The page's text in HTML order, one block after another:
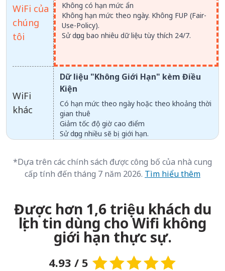
WiFi của
chúng
tôi
WiFi
khác
Không có hạn mức ẩn
Không hạn mức theo ngày. Không FUP (Fair-
Use-Policy).
Sử dụng bao nhiêu dữ liệu tùy thích 24/7.
Dữ liệu "Không Giới Hạn" kèm Điều
Kiện
Có hạn mức theo ngày hoặc theo khoảng thời
gian thuê
Giảm tốc độ giờ cao điểm
Sử dụng nhiều sẽ bị giới hạn.
*Dựa trên các chính sách được công bố của nhà cung
cấp tính đến tháng 7 năm 2026. Tìm hiểu thêm
Được hơn 1,6 triệu khách du
lịch tin dùng cho Wifi không
giới hạn thực sự.
4.93 / 5